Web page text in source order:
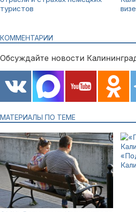
туристов
визе
КОММЕНТАРИИ
Обсуждайте новости
МАТЕРИАЛЫ ПО ТЕМЕ